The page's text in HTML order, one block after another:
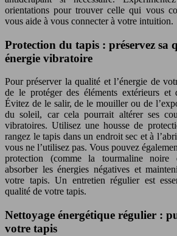
orientations pour trouver celle qui vous
vous aide à vous connecter à votre intuition.
Protection du tapis : préservez sa
énergie vibratoire
Pour préserver la qualité et l’énergie de
de le protéger des éléments extérieurs et
Évitez de le salir, de le mouiller ou de
du soleil, car cela pourrait altérer ses
vibratoires. Utilisez une housse de
rangez le tapis dans un endroit sec et à
vous ne l’utilisez pas. Vous pouvez
protection (comme la tourmaline noire
absorber les énergies négatives et
votre tapis. Un entretien régulier est
qualité de votre tapis.
Nettoyage énergétique régulier :
votre tapis